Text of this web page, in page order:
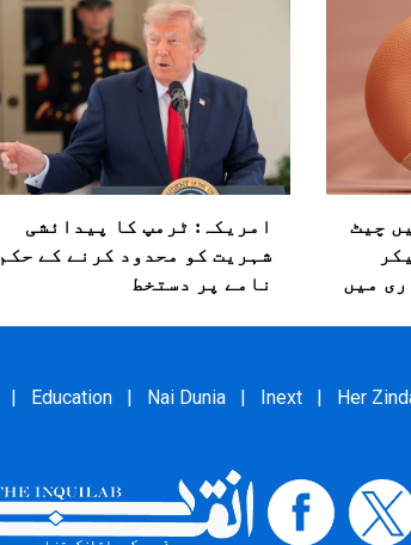
۲۰۲۷ء میں چیٹ
میں
امریکہ: ٹرمپ کا پیدائشی
شہریت کو محدود کرنے کے حکم
نامے پر دستخط
| Education | Nai Dunia | Inext | Her